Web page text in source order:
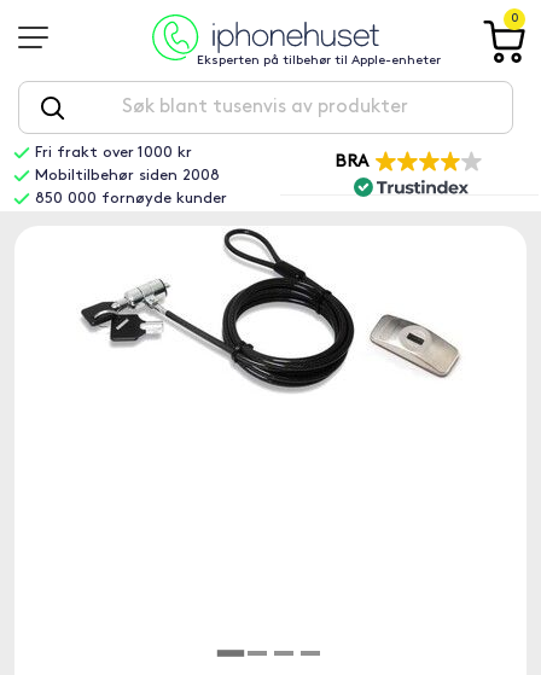
Eksperten på tilbehør til Apple-enheter
0
Fri frakt over 1000 kr
Mobiltilbehør siden 2008
850 000 fornøyde kunder
BRA